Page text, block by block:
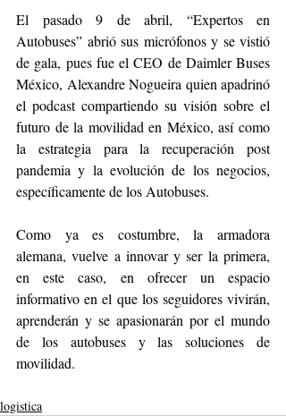
El pasado 9 de abril, “Expertos en
Autobuses” abrió sus micrófonos y se vistió
de gala, pues fue el CEO de Daimler Buses
México, Alexandre Nogueira quien apadrinó
el podcast compartiendo su visión sobre el
futuro de la movilidad en México, así como
la estrategia para la recuperación post
pandemia y la evolución de los negocios,
específicamente de los Autobuses.
Como ya es costumbre, la armadora
alemana, vuelve a innovar y ser la primera,
en este caso, en ofrecer un espacio
informativo en el que los seguidores vivirán,
aprenderán y se apasionarán por el mundo
de los autobuses y las soluciones de
movilidad.
logistica